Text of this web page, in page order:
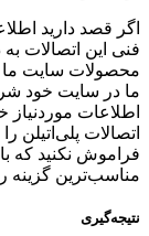
اگر قصد دارید
فنی این اتصالات
محصولات سایت ما
ما در سایت خود
اطلاعات
اتصالات پلی‌اتیلن
فراموش نکنید که
مناسب‌ترین گزینه
نتیجه‌گیری